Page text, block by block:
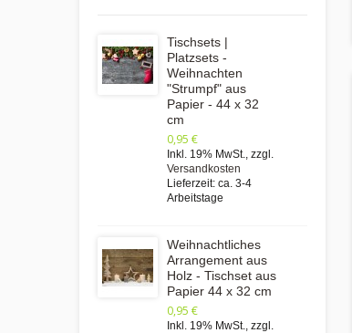
Tischsets |
Platzsets -
Weihnachten
"Strumpf" aus
Papier - 44 x 32
cm
0,95 €
Inkl. 19% MwSt., zzgl.
Versandkosten
Lieferzeit: ca. 3-4
Arbeitstage
Weihnachtliches
Arrangement aus
Holz - Tischset aus
Papier 44 x 32 cm
0,95 €
Inkl. 19% MwSt., zzgl.